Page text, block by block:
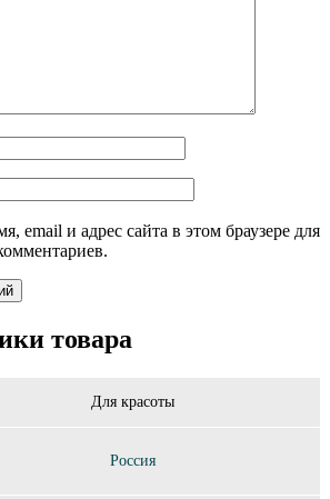
email и адрес сайта в этом браузере для
товара
Для красоты
Россия